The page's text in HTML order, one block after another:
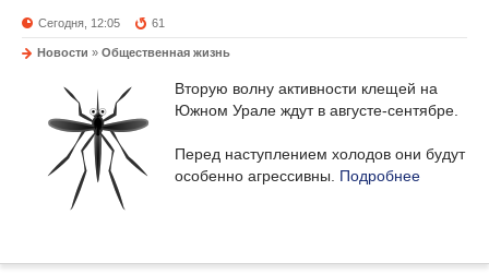
Сегодня, 12:05 61
Новости » Общественная жизнь
Вторую волну активности клещей на
Южном Урале ждут в августе-сентябре.
Перед наступлением холодов они будут
особенно агрессивны. Подробнее